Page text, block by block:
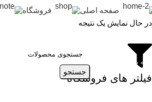
صفحه اصلی فروشگاه
بندی محصولات
جستجو
در حال نمایش یک نتیجه
فیلتر های فروشگاه